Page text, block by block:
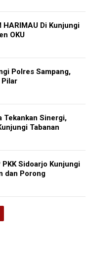
Di Kunjungi
OKU
Polres Sampang,
Tekankan Sinergi,
Tabanan
Sidoarjo Kunjungi
dan Porong